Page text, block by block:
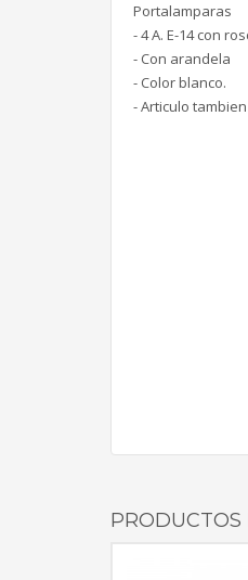
Portalamparas
- 4 A. E-14 con
- Con arandela
- Color blanco.
- Articulo
PRODUCTOS